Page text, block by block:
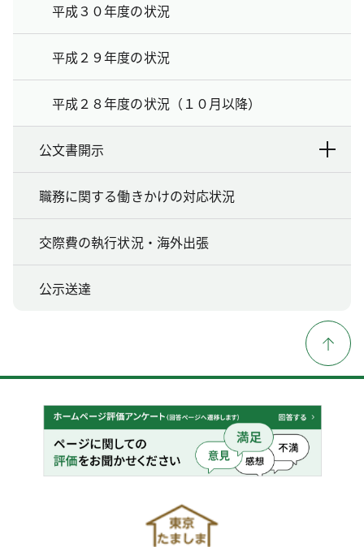
平成３０年度の状況
平成２９年度の状況
平成２８年度の状況（１０月以降）
公文書開示
職務に関する働きかけの対応状況
交際費の執行状況・海外出張
公示送達